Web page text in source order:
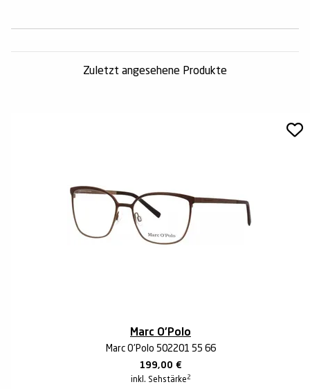
Zuletzt angesehene Produkte
Marc O'Polo
Marc O'Polo 502201 55 66
199,00 €
inkl. Sehstärke 2